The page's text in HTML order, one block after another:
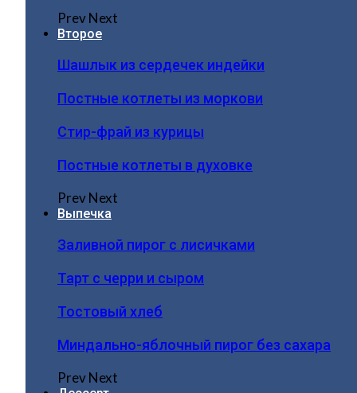
PrevNext
Второе
Шашлык из сердечек индейки
Постные котлеты из моркови
Стир-фрай из курицы
Постные котлеты в духовке
PrevNext
Выпечка
Заливной пирог с лисичками
Тарт с черри и сыром
Тостовый хлеб
Миндально-яблочный пирог без сахара
PrevNext